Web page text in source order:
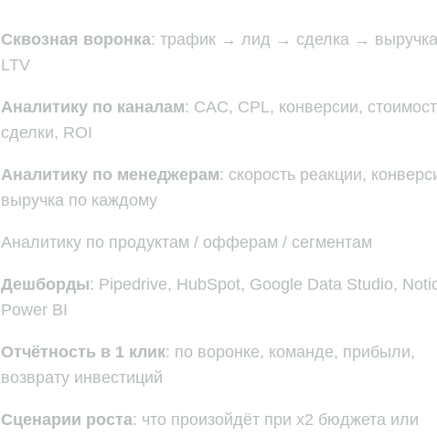
Сквозная воронка: трафик → лид → сделка →
LTV
Аналитику по каналам: CAC, CPL, конверсии,
сделки, ROI
Аналитику по менеджерам: скорость реакции,
выручка по каждому
Аналитику по продуктам / офферам / сегментам
Дешборды: Pipedrive, HubSpot, Google Data Studio,
Power BI
Отчётность в 1 клик: по воронке, команде, прибыли,
возврату инвестиций
Сценарии роста: что произойдёт при x2 бюджета или